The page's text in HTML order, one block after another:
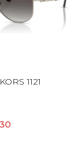
1121